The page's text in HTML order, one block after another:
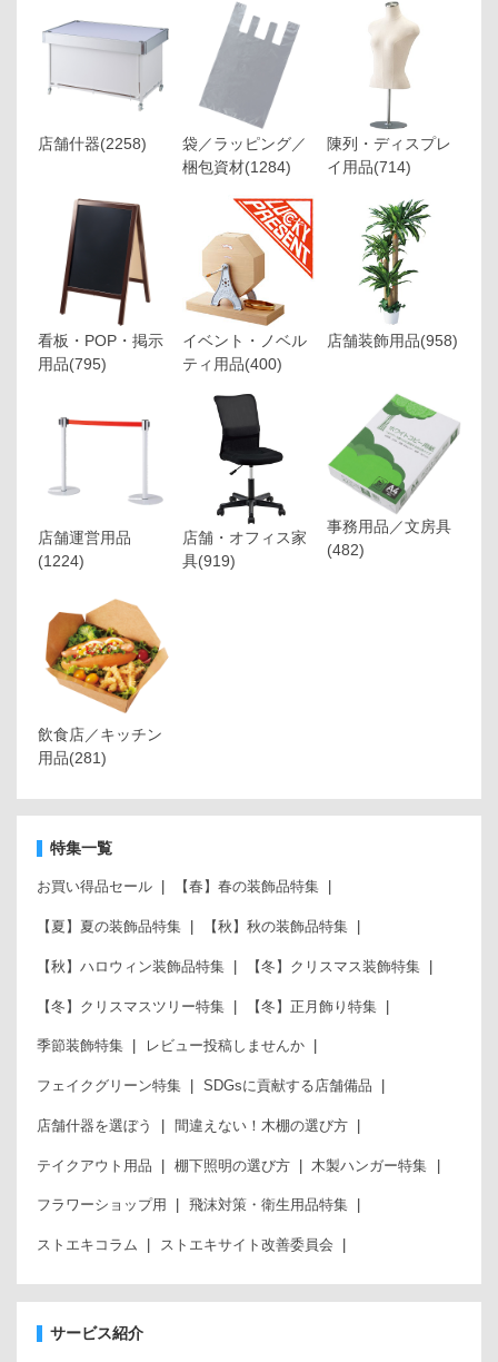
店舗什器(2258)
袋／ラッピング／
梱包資材(1284)
陳列・ディスプレ
イ用品(714)
看板・POP・掲示
用品(795)
イベント・ノベル
ティ用品(400)
店舗装飾用品(958)
店舗運営用品
(1224)
店舗・オフィス家
具(919)
事務用品／文房具
(482)
飲食店／キッチン
用品(281)
特集一覧
お買い得品セール 【春】春の装飾品特集
【夏】夏の装飾品特集 【秋】秋の装飾品特集
【秋】ハロウィン装飾品特集 【冬】クリスマス装飾特集
【冬】クリスマスツリー特集 【冬】正月飾り特集
季節装飾特集 レビュー投稿しませんか
フェイクグリーン特集 SDGsに貢献する店舗備品
店舗什器を選ぼう 間違えない！木棚の選び方
テイクアウト用品 棚下照明の選び方 木製ハンガー特集
フラワーショップ用 飛沫対策・衛生用品特集
ストエキコラム ストエキサイト改善委員会
サービス紹介